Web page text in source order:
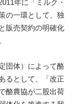
年に「ミルク・
の一環として、独
販売契約の明確化
団体）によって酪
るとして、「改正
酪農協が二股出荷